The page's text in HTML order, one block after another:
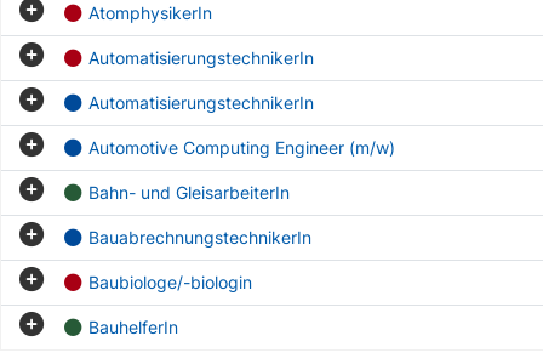
AtomphysikerIn
AutomatisierungstechnikerIn
AutomatisierungstechnikerIn
Automotive Computing Engineer (m/w)
Bahn- und GleisarbeiterIn
BauabrechnungstechnikerIn
Baubiologe/-biologin
BauhelferIn